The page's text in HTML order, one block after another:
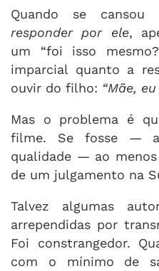
Quando se
responder por ele,
um “foi isso
imparcial quanto a
ouvir do filho: “Mãe,
Mas o problema é
filme. Se fosse —
qualidade — ao
de um julgamento na
Talvez algumas
arrependidas por
Foi constrangedor.
com o mínimo de